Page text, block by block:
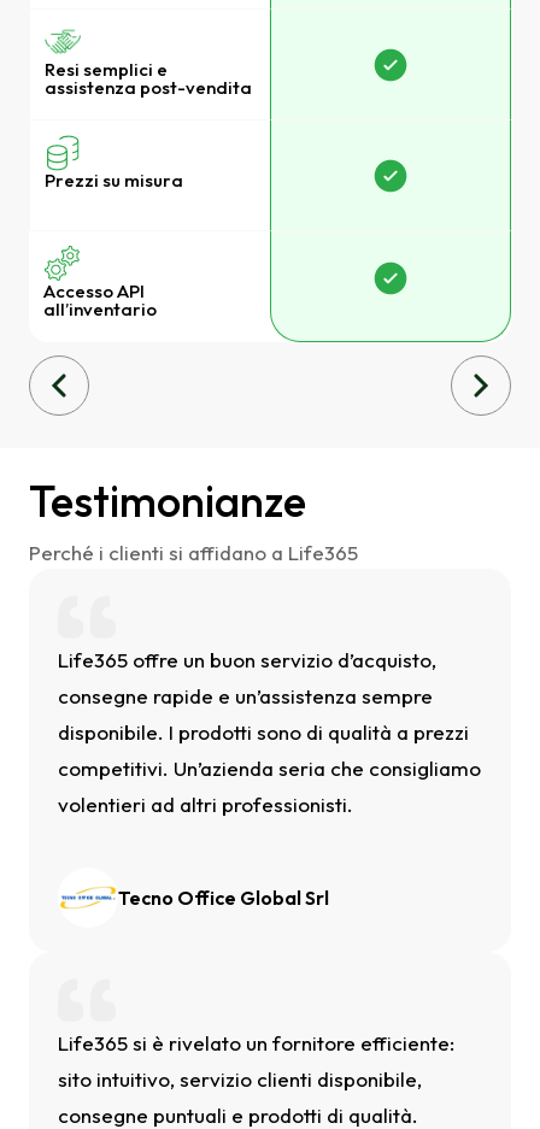
Resi semplici e
assistenza post-vendita
Prezzi su misura
Accesso API
all’inventario
Testimonianze
Perché i clienti si affidano a Life365
Life365 offre un buon servizio d’acquisto,
consegne rapide e un’assistenza sempre
disponibile. I prodotti sono di qualità a prezzi
competitivi. Un’azienda seria che consigliamo
volentieri ad altri professionisti.
Tecno Office Global Srl
Life365 si è rivelato un fornitore efficiente:
sito intuitivo, servizio clienti disponibile,
consegne puntuali e prodotti di qualità.